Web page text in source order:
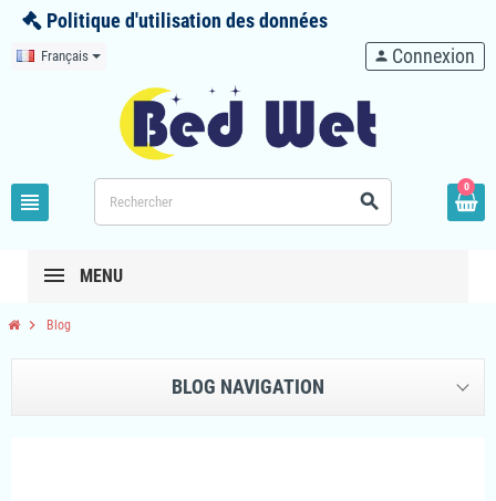
Politique d'utilisation des données
Français
view_headline search
person Connexion
0
MENU
chevron_right Blog
BLOG NAVIGATION